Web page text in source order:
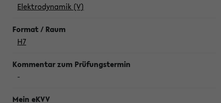
Elektrodynamik (V)
H7
-